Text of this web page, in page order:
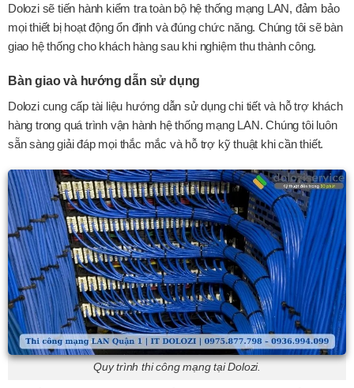
Dolozi sẽ tiến hành kiểm tra toàn bộ hệ thống mạng LAN, đảm bảo
mọi thiết bị hoạt động ổn định và đúng chức năng. Chúng tôi sẽ bàn
giao hệ thống cho khách hàng sau khi nghiệm thu thành công.
Bàn giao và hướng dẫn sử dụng
Dolozi cung cấp tài liệu hướng dẫn sử dụng chi tiết và hỗ trợ khách
hàng trong quá trình vận hành hệ thống mạng LAN. Chúng tôi luôn
sẵn sàng giải đáp mọi thắc mắc và hỗ trợ kỹ thuật khi cần thiết.
Quy trình thi công mạng tại Dolozi.